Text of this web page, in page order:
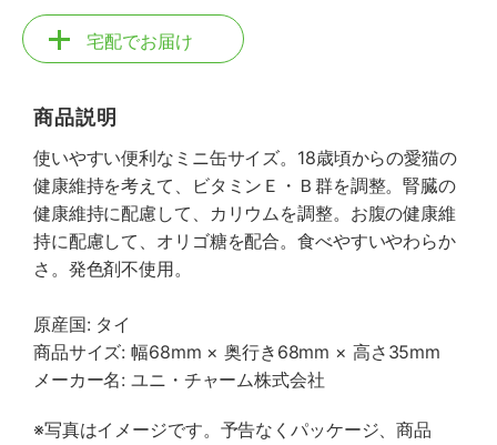
宅配でお届け
商品説明
使いやすい便利なミニ缶サイズ。18歳頃からの愛猫の
健康維持を考えて、ビタミンＥ・Ｂ群を調整。腎臓の
健康維持に配慮して、カリウムを調整。お腹の健康維
持に配慮して、オリゴ糖を配合。食べやすいやわらか
さ。発色剤不使用。
原産国: タイ
商品サイズ: 幅68mm × 奥行き68mm × 高さ35mm
メーカー名: ユニ・チャーム株式会社
※写真はイメージです。予告なくパッケージ、商品